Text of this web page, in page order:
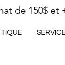
de 150$ et